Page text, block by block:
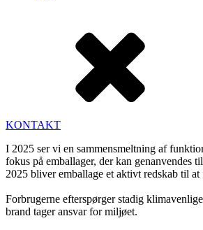
KONTAKT
I 2025 ser vi en sammensmeltning af
fokus på emballager, der kan
2025 bliver emballage et aktivt redskab til
Forbrugerne efterspørger stadig
brand tager ansvar for miljøet.